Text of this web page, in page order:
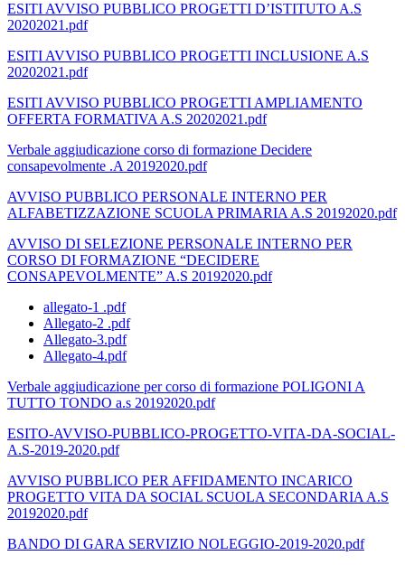
ESITI AVVISO PUBBLICO PROGETTI D’ISTITUTO A.S
20202021.pdf
ESITI AVVISO PUBBLICO PROGETTI INCLUSIONE A.S
20202021.pdf
ESITI AVVISO PUBBLICO PROGETTI AMPLIAMENTO
OFFERTA FORMATIVA A.S 20202021.pdf
Verbale aggiudicazione corso di formazione Decidere
consapevolmente .A 20192020.pdf
AVVISO PUBBLICO PERSONALE INTERNO PER
ALFABETIZZAZIONE SCUOLA PRIMARIA A.S 20192020.pdf
AVVISO DI SELEZIONE PERSONALE INTERNO PER
CORSO DI FORMAZIONE “DECIDERE
CONSAPEVOLMENTE” A.S 20192020.pdf
allegato-1 .pdf
Allegato-2 .pdf
Allegato-3.pdf
Allegato-4.pdf
Verbale aggiudicazione per corso di formazione POLIGONI A
TUTTO TONDO a.s 20192020.pdf
ESITO-AVVISO-PUBBLICO-PROGETTO-VITA-DA-SOCIAL-
A.S-2019-2020.pdf
AVVISO PUBBLICO PER AFFIDAMENTO INCARICO
PROGETTO VITA DA SOCIAL SCUOLA SECONDARIA A.S
20192020.pdf
BANDO DI GARA SERVIZIO NOLEGGIO-2019-2020.pdf